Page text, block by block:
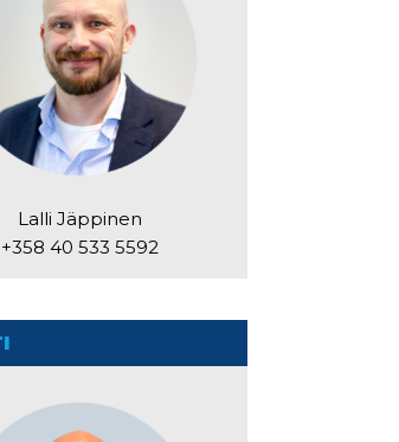
Lalli Jäppinen
+358 40 533 5592